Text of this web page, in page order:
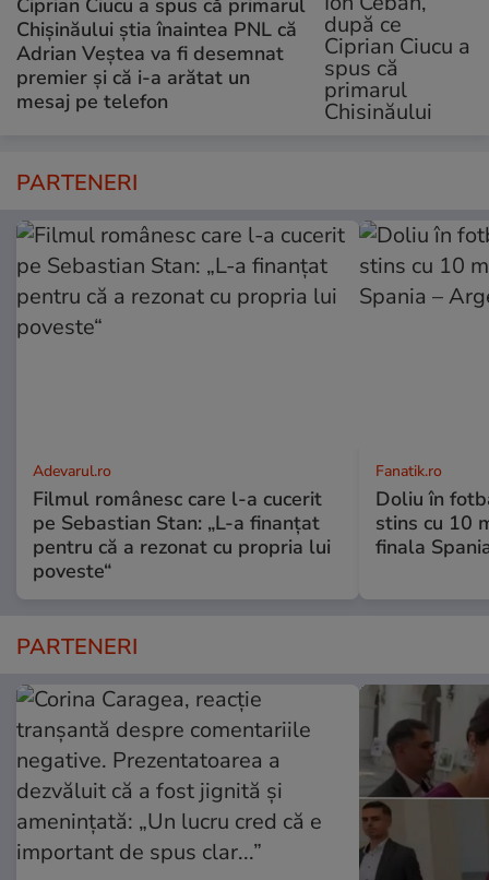
Ciprian Ciucu a spus că primarul
Chișinăului știa înaintea PNL că
Adrian Veștea va fi desemnat
premier și că i-a arătat un
mesaj pe telefon
PARTENERI
Adevarul.ro
Filmul românesc care l-a cucerit
pe Sebastian Stan: „L-a finanțat
pentru că a rezonat cu propria lui
poveste“
Fanatik.ro
Doliu în
stins cu 10
finala
PARTENERI